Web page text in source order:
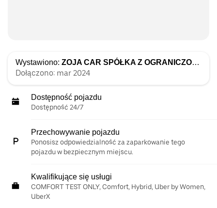
Wystawiono: ZOJA CAR SPÓŁKA Z OGRANICZONĄ ODPOWIEDZIALNOŚCIĄ
Dołączono: mar 2024
Dostępność pojazdu
Dostępność 24/7
Przechowywanie pojazdu
Ponosisz odpowiedzialność za zaparkowanie tego
pojazdu w bezpiecznym miejscu.
Kwalifikujące się usługi
COMFORT TEST ONLY, Comfort, Hybrid, Uber by Women,
UberX